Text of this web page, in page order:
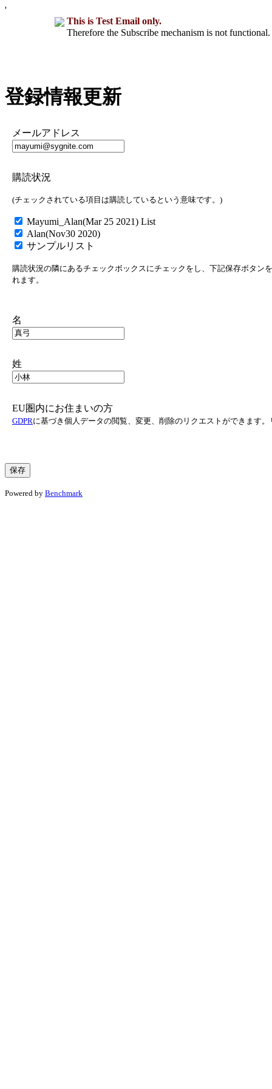
'
This is Test Email only.
Therefore the Subscribe mechanism is not
登録情報更新
メールアドレス
購読状況
(チェックされている項目は購読しているという意味です。)
Mayumi_Alan(Mar 25 2021) List
Alan(Nov30 2020)
サンプルリスト
購読状況の隣にあるチェックボックスにチェックをし、下記保存ボタ
れます。
名
姓
EU圏内にお住まいの方
GDPRに基づき個人データの閲覧、変更、削除のリクエストができます
Powered by Benchmark